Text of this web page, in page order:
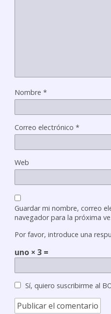
Nombre *
Correo electrónico *
Web
Guardar mi nombre, correo
navegador para la próxima
Por favor, introduce una
uno × 3 =
Sí, quiero suscribirme al